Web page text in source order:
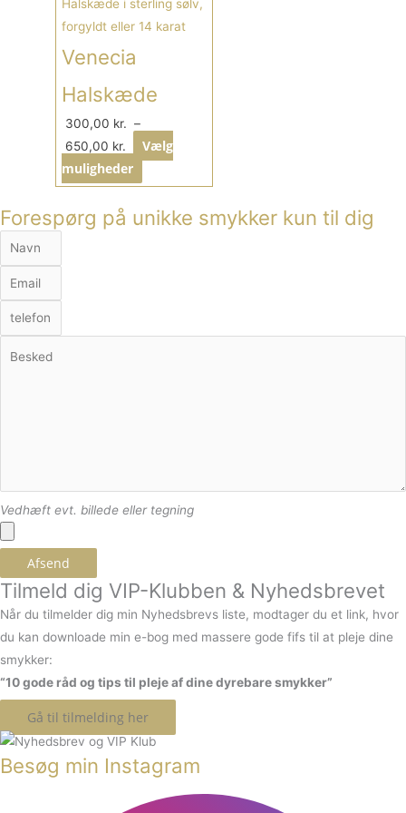
Venecia
Halskæde
300,00 kr. –
650,00 kr.
650,00 kr.
Vælg
muligheder
flere
kan
på
varesiden
Forespørg på unikke smykker kun til dig
Vedhæft evt. billede eller tegning
Afsend
Tilmeld dig VIP-Klubben & Nyhedsbrevet
Når du tilmelder dig min Nyhedsbrevs liste, modtager du et link, hvor
du kan downloade min e-bog med massere gode fifs til at pleje dine
smykker:
“10 gode råd og tips til pleje af dine dyrebare smykker”
Gå til tilmelding her
Besøg min Instagram